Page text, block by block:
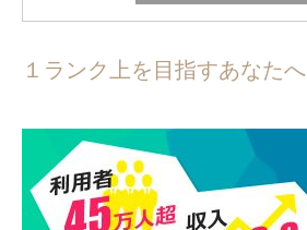
１ランク上を目指すあなたへ